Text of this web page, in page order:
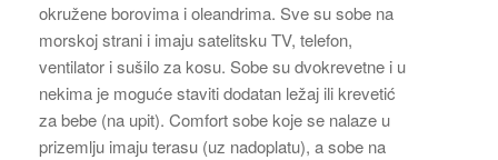
okružene borovima i oleandrima. Sve su sobe na
morskoj strani i imaju satelitsku TV, telefon,
ventilator i sušilo za kosu. Sobe su dvokrevetne i u
nekima je moguće staviti dodatan ležaj ili krevetić
za bebe (na upit). Comfort sobe koje se nalaze u
prizemlju imaju terasu (uz nadoplatu), a sobe na